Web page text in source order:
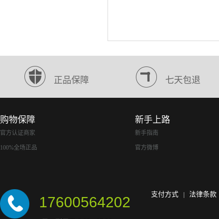
正品保障 七天包退
购物保障
官方认证商家
100%全场正品
新手上路
新手指南
官方微博
17600564202 支付方式 法律条款